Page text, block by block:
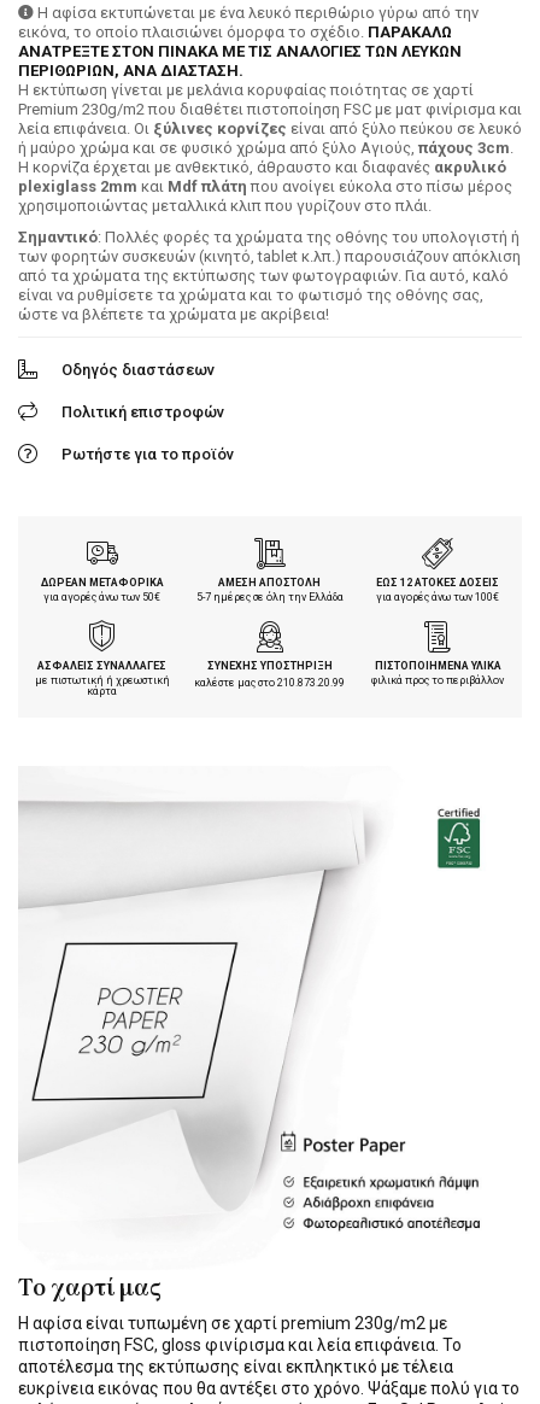
Η αφίσα εκτυπώνεται με ένα λευκό περιθώριο γύρω από την
εικόνα, το οποίο πλαισιώνει όμορφα το σχέδιο. ΠΑΡΑΚΑΛΩ
ΑΝΑΤΡΕΞΤΕ ΣΤΟΝ ΠΙΝΑΚΑ ΜΕ ΤΙΣ ΑΝΑΛΟΓΙΕΣ ΤΩΝ ΛΕΥΚΩΝ
ΠΕΡΙΘΩΡΙΩΝ, ΑΝΑ ΔΙΑΣΤΑΣΗ.
H εκτύπωση γίνεται με μελάνια κορυφαίας ποιότητας σε χαρτί
Premium 230g/m2 που διαθέτει πιστοποίηση FSC με ματ φινίρισμα και
λεία επιφάνεια. Οι ξύλινες κορνίζες είναι από ξύλο πεύκου σε λευκό
ή μαύρο χρώμα και σε φυσικό χρώμα από ξύλο Αγιούς, πάχους 3cm.
Η κορνίζα έρχεται με ανθεκτικό, άθραυστο και διαφανές ακρυλικό
plexiglass 2mm και Mdf πλάτη που ανοίγει εύκολα στο πίσω μέρος
χρησιμοποιώντας μεταλλικά κλιπ που γυρίζουν στο πλάι.
Σημαντικό: Πολλές φορές τα χρώματα της οθόνης του υπολογιστή ή
των φορητών συσκευών (κινητό, tablet κ.λπ.) παρουσιάζουν απόκλιση
από τα χρώματα της εκτύπωσης των φωτογραφιών. Για αυτό, καλό
είναι να ρυθμίσετε τα χρώματα και το φωτισμό της οθόνης σας,
ώστε να βλέπετε τα χρώματα με ακρίβεια!
Οδηγός διαστάσεων
Πολιτική επιστροφών
Ρωτήστε για το προϊόν
ΔΩΡΕΑΝ ΜΕΤΑΦΟΡΙΚΑ
για αγορές άνω των 50€
ΑΜΕΣΗ ΑΠΟΣΤΟΛΗ
5-7 ημέρες σε όλη την Ελλάδα
ΕΩΣ 12 ΑΤΟΚΕΣ ΔΟΣΕΙΣ
για αγορές άνω των 100€
ΑΣΦΑΛΕΙΣ ΣΥΝΑΛΛΑΓΕΣ
με πιστωτική ή χρεωστική
κάρτα
ΣΥΝΕΧΗΣ ΥΠΟΣΤΗΡΙΞΗ
καλέστε μας στο210.873.20.99
ΠΙΣΤΟΠΟΙΗΜΕΝΑ ΥΛΙΚΑ
φιλικά προς το περιβάλλον
Το χαρτί μας
Η αφίσα είναι τυπωμένη σε χαρτί premium 230g/m2 με
πιστοποίηση FSC, gloss φινίρισμα και λεία επιφάνεια. Το
αποτέλεσμα της εκτύπωσης είναι εκπληκτικό με τέλεια
ευκρίνεια εικόνας που θα αντέξει στο χρόνο. Ψάξαμε πολύ για το